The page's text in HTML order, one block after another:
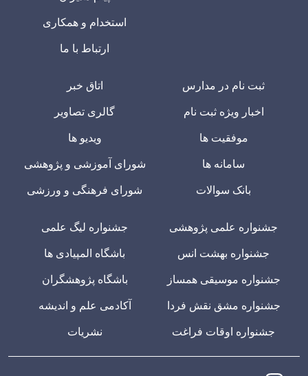
استخدام و همکاری
ارتباط با ما
ثبت نام در مدارس
اخبار ویژه ثبت نام
موفقیت ها
سامانه ها
بانک سوالات
اتاق خبر
گالری تصاویر
ویدیو ها
شورای آموزشی و پژوهشی
شورای فرهنگی و ورزشی
جشنواره علمی پژوهشی
جشنواره بهشت انس
جشنواره موسیقی همساز
جشنواره مشق نقش فردا
جشنواره اوقات فراغت
جشنواره لیگ علمی
باشگاه المپیادی ها
باشگاه پژوهشگران
آکادمی علم و اندیشه
نشریات